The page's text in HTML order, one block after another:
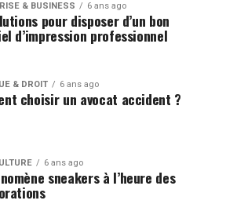
& BUSINESS 6 ans ago
pour disposer d’un bon
d’impression professionnel
& DROIT 6 ans ago
choisir un avocat accident ?
6 ans ago
sneakers à l’heure des